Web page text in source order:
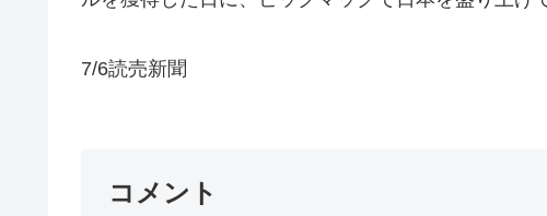
7/6読売新聞
コメント